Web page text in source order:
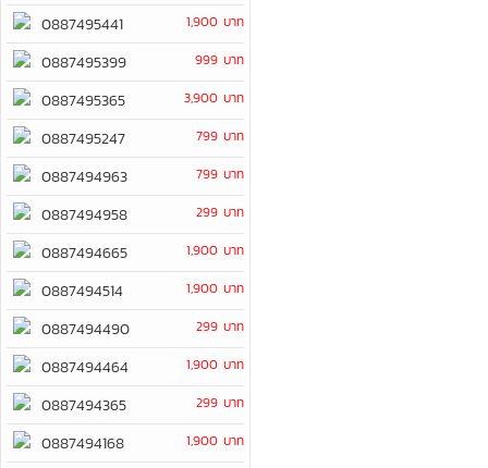
0887495441 1,900 บาท
0887495399 999 บาท
0887495365 3,900 บาท
0887495247 799 บาท
0887494963 799 บาท
0887494958 299 บาท
0887494665 1,900 บาท
0887494514 1,900 บาท
0887494490 299 บาท
0887494464 1,900 บาท
0887494365 299 บาท
0887494168 1,900 บาท